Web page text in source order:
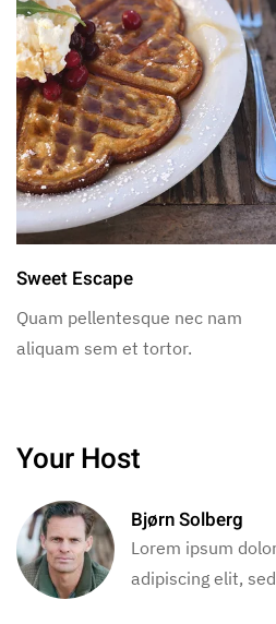
Sweet Escape
Quam pellentesque nec nam
aliquam sem et tortor.
Your Host
Bjørn Solberg
Lorem ipsum
adipiscing elit,